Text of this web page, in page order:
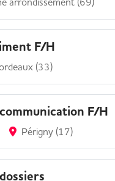
F/H
(33)
F/H
Périgny (17)